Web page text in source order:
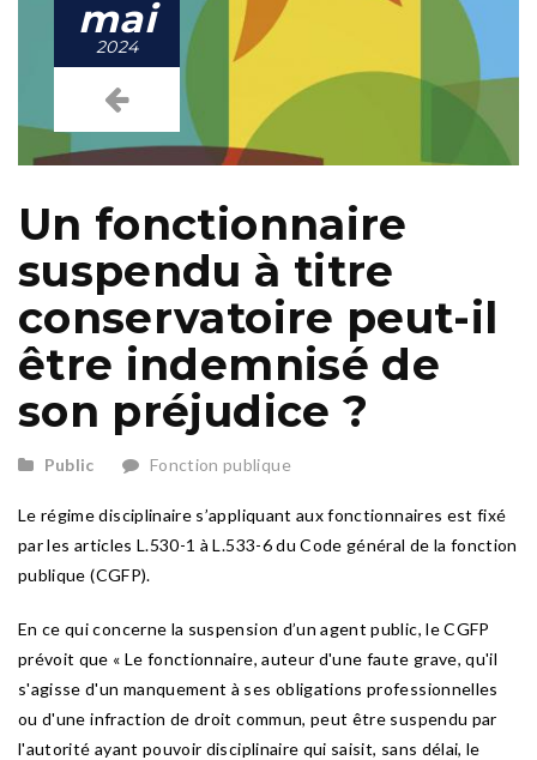
mai
2024
Un fonctionnaire
suspendu à titre
conservatoire peut-il
être indemnisé de
son préjudice ?
Public Fonction publique
Le régime disciplinaire s’appliquant aux fonctionnaires est fixé
par les articles L.530-1 à L.533-6 du Code général de la fonction
publique (CGFP).
En ce qui concerne la suspension d’un agent public, le CGFP
prévoit que « Le fonctionnaire, auteur d'une faute grave, qu'il
s'agisse d'un manquement à ses obligations professionnelles
ou d'une infraction de droit commun, peut être suspendu par
l'autorité ayant pouvoir disciplinaire qui saisit, sans délai, le